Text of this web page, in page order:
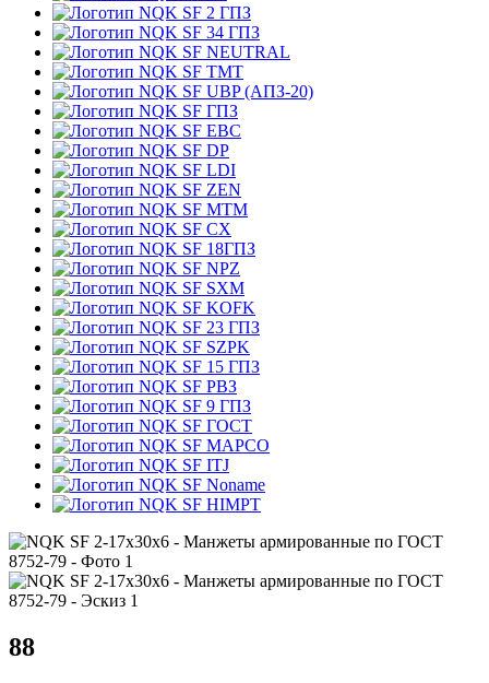
2 ГПЗ
34 ГПЗ
NEUTRAL
TMT
UBP (АПЗ-20)
ГПЗ
EBC
DP
LDI
ZEN
MTM
CX
18ГПЗ
NPZ
SXM
KOFK
23 ГПЗ
SZPK
15 ГПЗ
РВЗ
9 ГПЗ
ГОСТ
MAPCO
ITJ
Noname
HIMPT
88